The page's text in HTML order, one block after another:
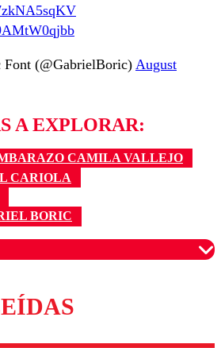
(@GabrielBoric) August
A EXPLORAR:
CAMILA VALLEJO
CARIOLA
BORIC
moderados para garantizar un
respetuoso.